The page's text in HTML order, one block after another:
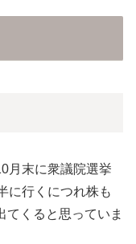
月末に衆議院選挙
に行くにつれ株も
てくると思っていま